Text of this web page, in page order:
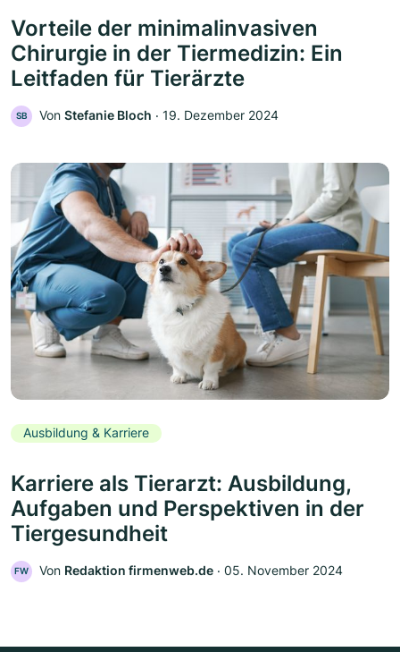
Vorteile der minimalinvasiven
Chirurgie in der Tiermedizin: Ein
Leitfaden für Tierärzte
SB Von Stefanie Bloch ‧ 19. Dezember 2024
Ausbildung & Karriere
Karriere als Tierarzt: Ausbildung,
Aufgaben und Perspektiven in der
Tiergesundheit
FW Von Redaktion firmenweb.de ‧ 05. November 2024